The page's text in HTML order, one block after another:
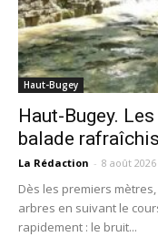
Haut-Bugey
Haut-Bugey.
balade
La Rédaction - 8 août 2026
Dès les premiers
arbres en suivant le
rapidement : le bruit...